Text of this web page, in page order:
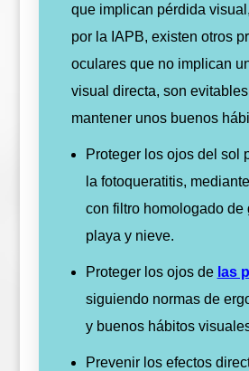
que implican pérdida
por la IAPB, existen otros
oculares que no implican
visual directa, son
mantener unos buenos
Proteger los ojos del sol
la fotoqueratitis,
con filtro homologado de
playa y nieve.
Proteger los ojos de las
siguiendo normas de
y buenos hábitos
Prevenir los efectos